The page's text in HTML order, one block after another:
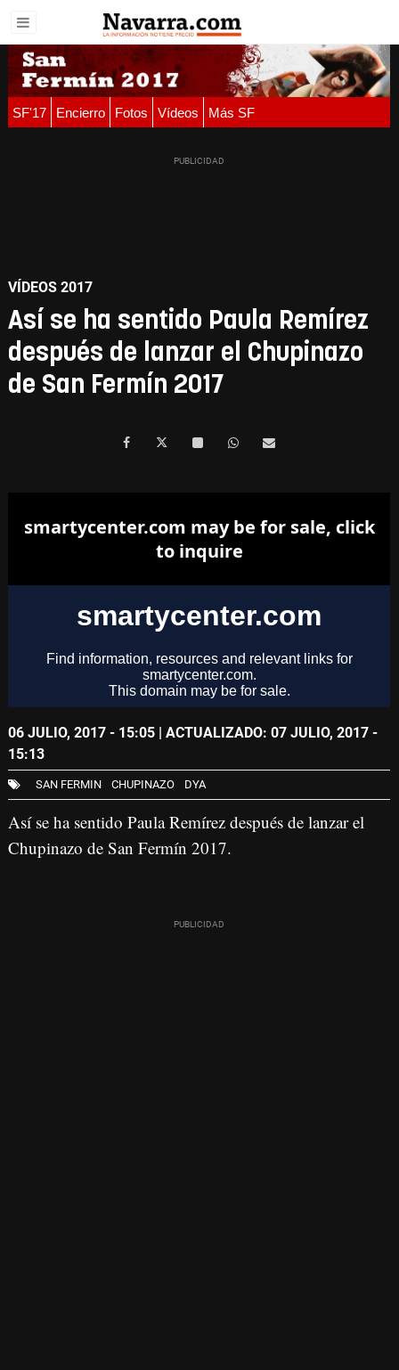
SF'17 Encierro Fotos Vídeos Más SF
VÍDEOS 2017
Así se ha sentido Paula Remírez
después de lanzar el Chupinazo
de San Fermín 2017
06 JULIO, 2017 - 15:05 | ACTUALIZADO: 07 JULIO, 2017 -
15:13
SAN FERMIN CHUPINAZO DYA
Así se ha sentido Paula Remírez después de lanzar el
Chupinazo de San Fermín 2017.